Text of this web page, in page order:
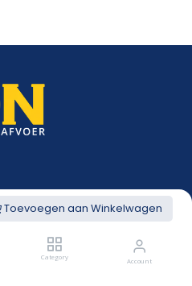
Toevoegen aan Winkelwagen
Category Account